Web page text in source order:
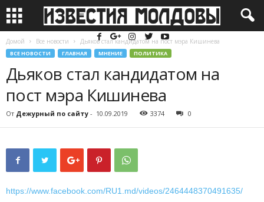
Домой Все новости Дьяков стал кандидатом на пост мэра Кишинева
ВСЕ НОВОСТИ ГЛАВНАЯ МНЕНИЕ ПОЛИТИКА
Дьяков стал кандидатом на
пост мэра Кишинева
От Дежурный по сайту - 10.09.2019 3374 0
https://www.facebook.com/RU1.md/videos/2464448370491635/